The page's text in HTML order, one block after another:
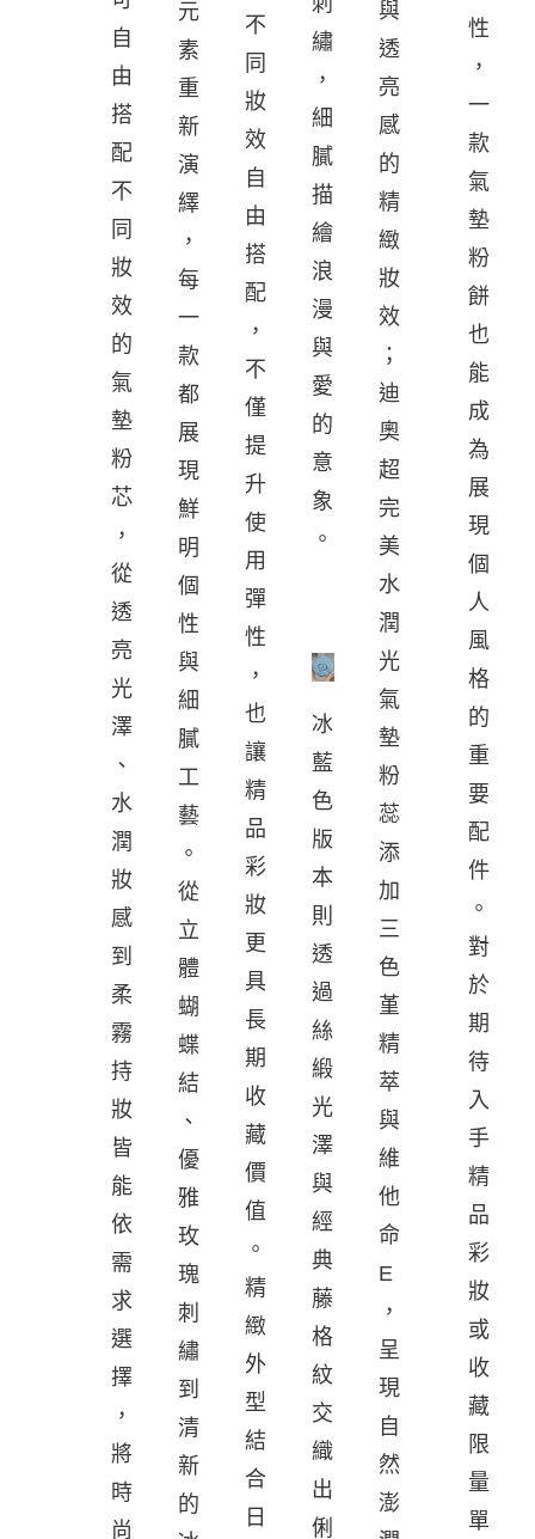
自
由
搭
配
不
同
妝
效
的
氣
墊
粉
芯
，
從
透
亮
光
澤
、
水
潤
妝
感
到
柔
霧
持
妝
皆
能
依
需
求
選
擇
，
將
時
尚
元
素
重
新
演
繹
，
每
一
款
都
展
現
鮮
明
個
性
與
細
膩
工
藝
。
從
立
體
蝴
蝶
結
、
優
雅
玫
瑰
刺
繡
到
清
新
的
不
同
妝
效
自
由
搭
配
，
不
僅
提
升
使
用
彈
性
，
也
讓
精
品
彩
妝
更
具
長
期
收
藏
價
值
。
精
緻
外
型
結
合
日
繡
，
細
膩
描
繪
浪
漫
與
愛
的
意
象
。
冰
藍
色
版
本
則
透
過
絲
緞
光
澤
與
經
典
藤
格
紋
交
織
出
俐
與
透
亮
感
的
精
緻
妝
效
；
迪
奧
超
完
美
水
潤
光
氣
墊
粉
蕊
添
加
三
色
堇
精
萃
與
維
他
命
E
，
呈
現
自
然
澎
性
，
一
款
氣
墊
粉
餅
也
能
成
為
展
現
個
人
風
格
的
重
要
配
件
。
對
於
期
待
入
手
精
品
彩
妝
或
收
藏
限
量
單